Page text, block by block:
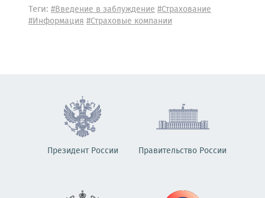
Теги: #Введение в заблуждение#Страхование
#Информация#Страховые компании
Президент России Правительство России